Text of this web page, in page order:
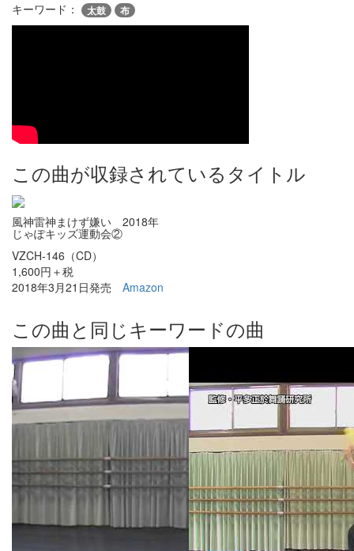
キーワード： 太鼓 布
この曲が収録されているタイトル
風神雷神まけず嫌い 2018年
じゃぽキッズ運動会②
VZCH-146（CD）
1,600円＋税
2018年3月21日発売 Amazon
この曲と同じキーワードの曲